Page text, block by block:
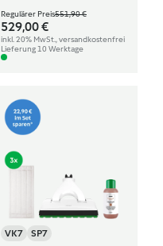
Regulärer Preis551,90 €
529,00 €
inkl. 20% MwSt., versandkostenfrei
Lieferung 10 Werktage
VK7 SP7